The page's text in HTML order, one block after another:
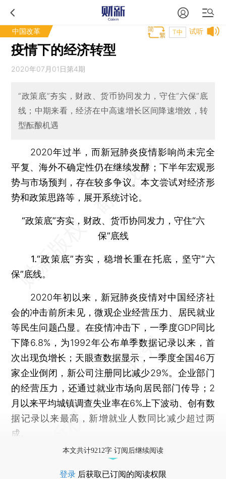
中国改革 试听
T中
疫情下的经济转型
2020年07月01日第4期
“政策底”夯实，财政、货币协同发力，守住“六保”底
线；中期来看，经济在中高速增长区间降速增效，转
型酝酿机遇
2020年过半，而新冠肺炎疫情影响尚未完全
平复、海外不确定性仍在继续发酵；下半年宏观形
势与市场预判，存在较多争议。本文尝试对经济形
势和政策思路等，展开系统讨论。
“政策底”夯实，财政、货币协同发力，守住“六
保”底线
1.“政策底”夯实，稳增长重在托底，坚守“六
保”底线。
2020年初以来，新冠肺炎疫情对中国经济社
会的冲击前所未见，微观企业经营压力、居民就业
等民生问题凸显。在疫情冲击下，一季度GDP同比
下降6.8%，为1992年公布单季数据记录以来，首
次出现负增长；天眼查数据显示，一季度全国46万
家企业倒闭，新公司注册同比减少29%。企业部门
的经营压力，还通过就业市场向居民部门传导；2
月以来平均城镇调查失业率在6%上下波动、创有数
据记录以来最高，新增就业人数同比减少超过两
成。
本文共计9212字 订阅后继续阅读
登录 后获取已订阅的阅读权限